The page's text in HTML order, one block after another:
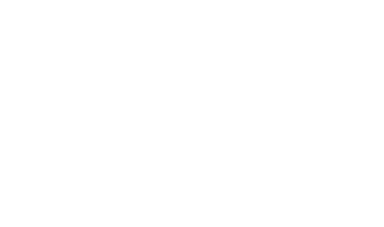
HINZUFÜGEN